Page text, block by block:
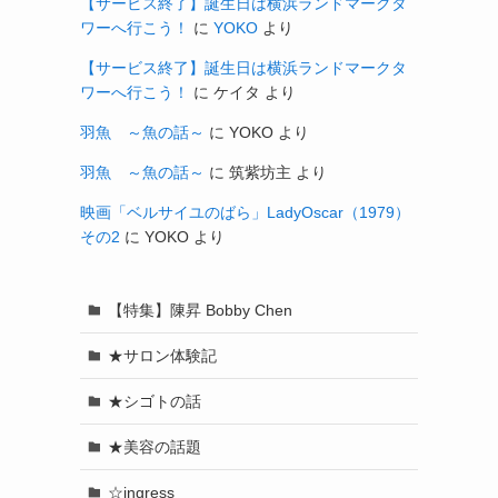
ワーへ行こう！
に YOKO より
【サービス終了】誕生日は横浜ランドマークタ
ワーへ行こう！
に ケイタ より
羽魚 ～魚の話～ に YOKO より
羽魚 ～魚の話～ に 筑紫坊主 より
映画「ベルサイユのばら」LadyOscar（1979）
その2 に YOKO より
【特集】陳昇 Bobby Chen
★サロン体験記
★シゴトの話
★美容の話題
☆ingress